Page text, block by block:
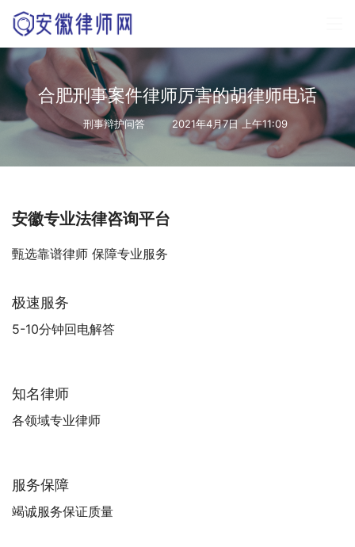
合肥刑事案件律师厉害的胡律师电话
刑事辩护问答 2021年4月7日 上午11:09
安徽专业法律咨询平台
甄选靠谱律师 保障专业服务
极速服务
5-10分钟回电解答
知名律师
各领域专业律师
服务保障
竭诚服务保证质量